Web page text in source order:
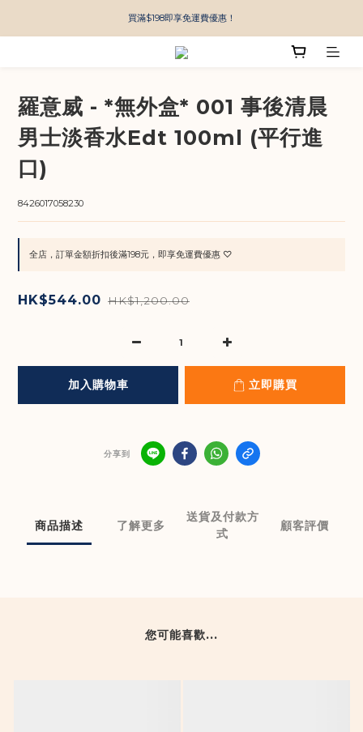
買滿$198即享免運費優惠！
羅意威 - *無外盒* 001 事後清晨
男士淡香水Edt 100ml (平行進
口)
8426017058230
全店，訂單金額折扣後滿198元，即享免運費優惠 ♡
HK$544.00 HK$1,200.00
加入購物車 立即購買
分享到
商品描述 了解更多
送貨及付款方
式
顧客評價
您可能喜歡...